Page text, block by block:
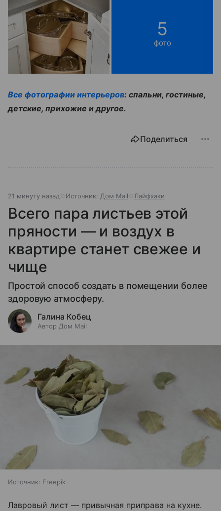
5
фото
Все фотографии интерьеров: спальни, гостиные,
детские, прихожие и другое.
Поделиться
21 минуту назад Источник: Дом Mail Лайфхаки
Всего пара листьев этой
пряности — и воздух в
квартире станет свежее и
чище
Простой способ создать в помещении более
здоровую атмосферу.
Галина Кобец
Автор Дом Mail
Источник: Freepik
Лавровый лист — привычная приправа на кухне.